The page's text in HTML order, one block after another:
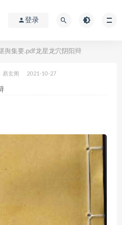
登录
舆集要.pdf龙星龙穴阴阳辩
易玄阁 2021-10-27